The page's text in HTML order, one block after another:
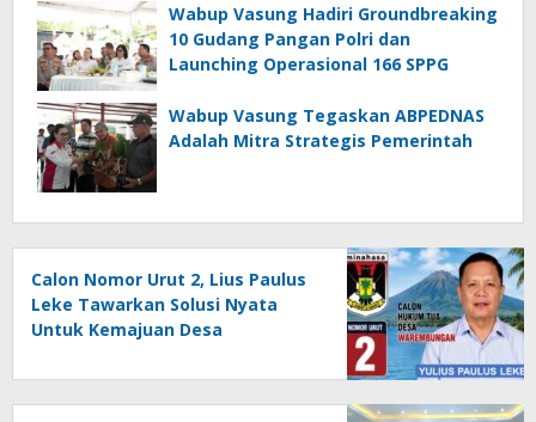
Wabup Vasung Hadiri Groundbreaking
10 Gudang Pangan Polri dan
Launching Operasional 166 SPPG
Wabup Vasung Tegaskan ABPEDNAS
Adalah Mitra Strategis Pemerintah
Calon Nomor Urut 2, Lius Paulus
Leke Tawarkan Solusi Nyata
Untuk Kemajuan Desa